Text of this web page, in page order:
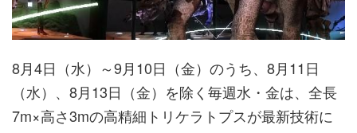
8月4日（水）～9月10日（金）のうち、8月11日
（水）、8月13日（金）を除く毎週水・金は、全長
7m×高さ3mの高精細トリケラトプスが最新技術に